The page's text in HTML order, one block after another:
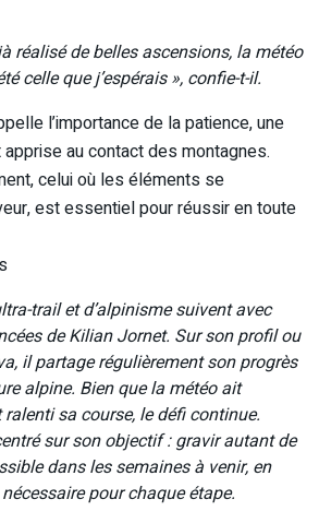
réalisé de belles ascensions, la météo
celle que j’espérais », confie-t-il.
l’importance de la patience, une
apprise au contact des montagnes.
celui où les éléments se
est essentiel pour réussir en toute
trail et d’alpinisme suivent avec
de Kilian Jornet. Sur son profil ou
il partage régulièrement son progrès
alpine. Bien que la météo ait
sa course, le défi continue.
sur son objectif : gravir autant de
dans les semaines à venir, en
pour chaque étape.